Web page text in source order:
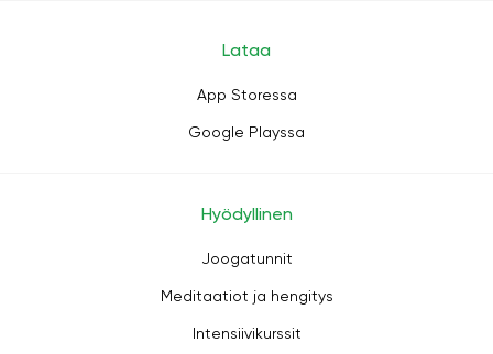
Lataa
App Storessa
Google Playssa
Hyödyllinen
Joogatunnit
Meditaatiot ja hengitys
Intensiivikurssit